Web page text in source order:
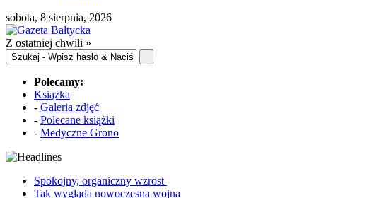
sobota, 8 sierpnia, 2026
Z ostatniej chwili »
Polecamy:
Książka
- Galeria zdjęć
- Polecane książki
- Medyczne Grono
Spokojny, organiczny wzrost
Tak wygląda nowoczesna wojna